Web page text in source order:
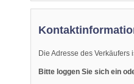
Die Adresse des
Bitte loggen Sie sich ein